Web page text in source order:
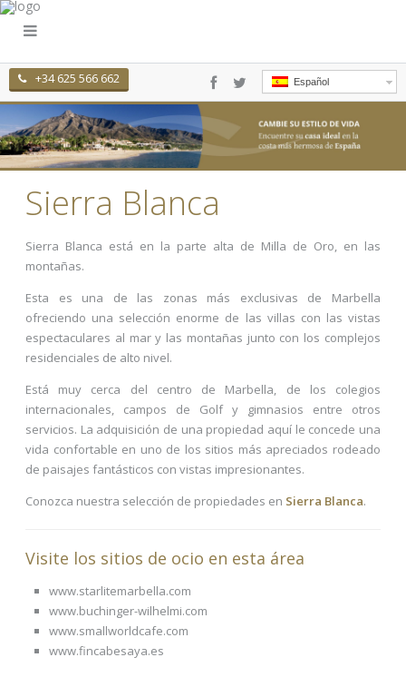
+34 625 566 662 Español
Sierra Blanca
Sierra Blanca está en la parte alta de Milla de Oro, en las
montañas.
Esta es una de las zonas más exclusivas de Marbella
ofreciendo una selección enorme de las villas con las vistas
espectaculares al mar y las montañas junto con los complejos
residenciales de alto nivel.
Está muy cerca del centro de Marbella, de los colegios
internacionales, campos de Golf y gimnasios entre otros
servicios. La adquisición de una propiedad aquí le concede una
vida confortable en uno de los sitios más apreciados rodeado
de paisajes fantásticos con vistas impresionantes.
Conozca nuestra selección de propiedades en Sierra Blanca.
Visite los sitios de ocio en esta área
www.starlitemarbella.com
www.buchinger-wilhelmi.com
www.smallworldcafe.com
www.fincabesaya.es